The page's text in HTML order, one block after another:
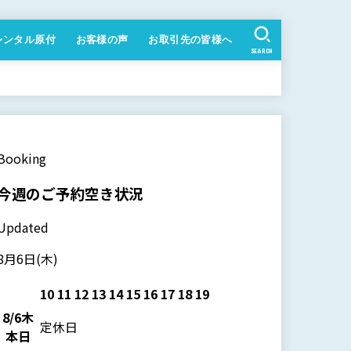
ンタル原付 お客様の声 お取引先の皆様へ
SEARCH